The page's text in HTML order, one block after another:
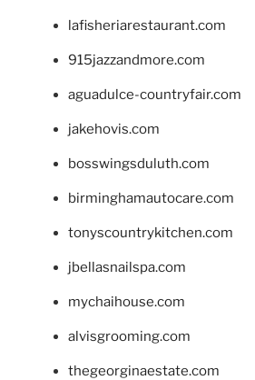
lafisheriarestaurant.com
915jazzandmore.com
aguadulce-countryfair.com
jakehovis.com
bosswingsduluth.com
birminghamautocare.com
tonyscountrykitchen.com
jbellasnailspa.com
mychaihouse.com
alvisgrooming.com
thegeorginaestate.com